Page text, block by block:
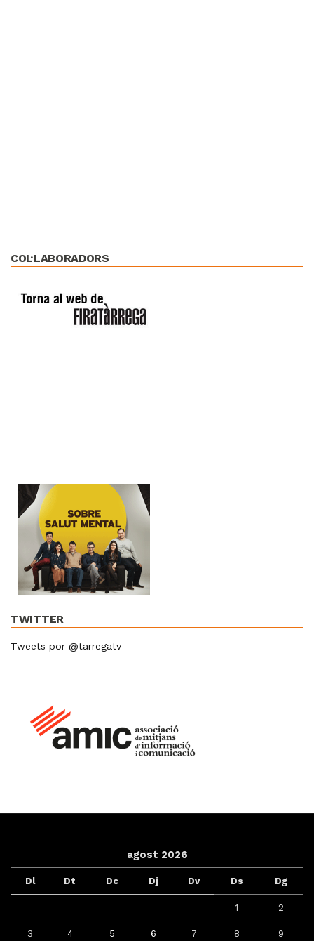
COL·LABORADORS
TWITTER
Tweets por @tarregatv
agost 2026
Dl Dt Dc Dj Dv Ds Dg
1 2
3 4 5 6 7 8 9